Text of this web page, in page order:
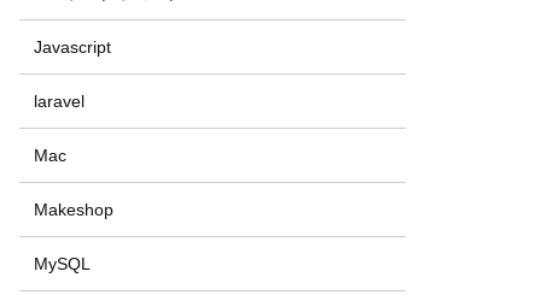
Javascript
laravel
Mac
Makeshop
MySQL